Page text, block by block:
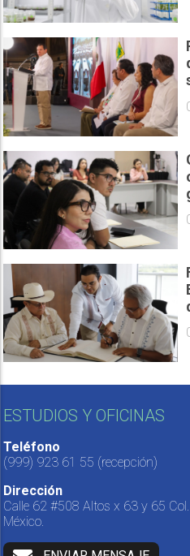
ESTUDIOS Y OFICINAS
Teléfono
(999) 923 61 55 (recepción)
Dirección
Calle 62 #508 Altos x 63 y 65
México.